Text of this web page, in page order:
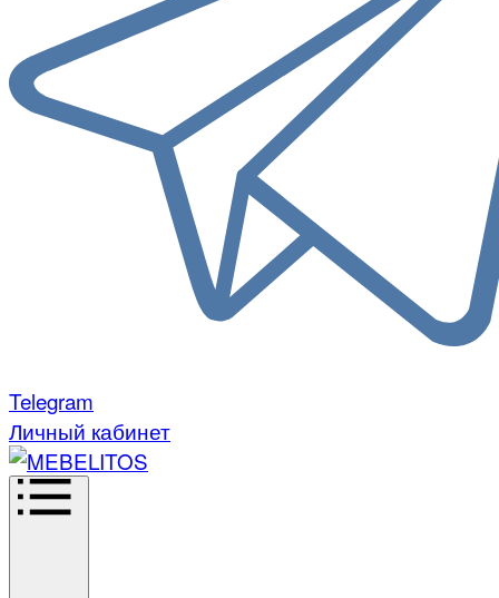
Telegram
Личный кабинет